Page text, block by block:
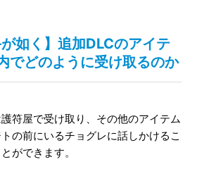
ればいいのか
で行動していると発生しないサイド
イドミッションで目的の場所に行っ
ない
が如く】追加DLCのアイテ
でどのように受け取るのか
護符屋で受け取り、その他のアイテム
の前にいるチョグレに話しかけるこ
ができます。